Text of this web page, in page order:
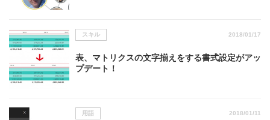
スキル 2018/01/17
表、マトリクスの文字揃えをする書式設定がアッ
プデート！
用語 2018/01/11